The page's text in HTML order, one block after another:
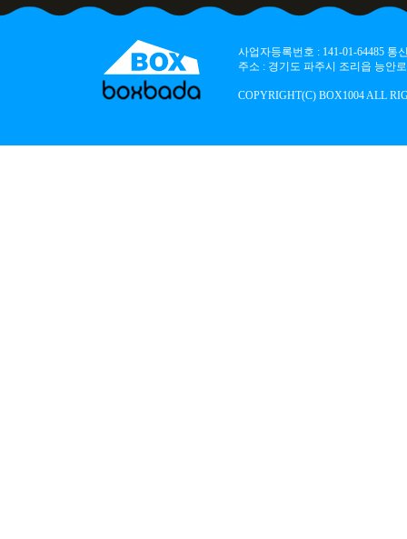
사업자등록번호 : 141-01-64485
주소 : 경기도 파주시 조리읍 능안
COPYRIGHT(C) BOX1004 ALL